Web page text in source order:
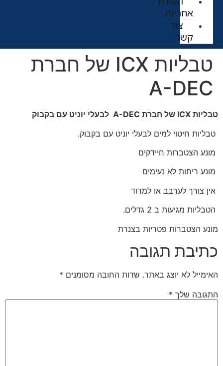
אחריות
צור
קשר
טבליות ICX של חברת
A-DEC
טבליות ICX של חברת A-DEC לבעלי יוניט עם בקבוק
טבליות חיטוי למים לבעלי יוניט עם בקבוק.
מונע הצטברות חיידקים
מונע ריחות לא נעימים
אין צורך לערבב או למדוד
הטבליות מגיעות ב 2 גדלים.
מונע הצטברות פטריות בצנרת
כתיבת תגובה
האימייל לא יוצג באתר. שדות החובה מסומנים *
התגובה שלך *